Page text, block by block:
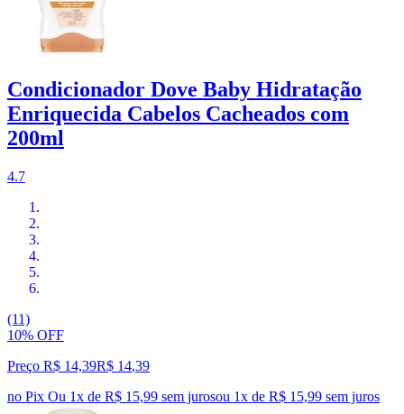
Condicionador Dove Baby Hidratação
Enriquecida Cabelos Cacheados com
200ml
4.7
(11)
10% OFF
Preço R$ 14,39R$ 14,39
no Pix Ou 1x de R$ 15,99 sem jurosou 1x de R$ 15,99 sem juros